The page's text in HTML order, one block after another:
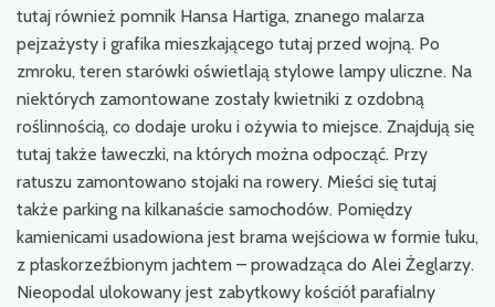
tutaj również pomnik Hansa Hartiga, znanego malarza
pejzażysty i grafika mieszkającego tutaj przed wojną. Po
zmroku, teren starówki oświetlają stylowe lampy uliczne. Na
niektórych zamontowane zostały kwietniki z ozdobną
roślinnością, co dodaje uroku i ożywia to miejsce. Znajdują się
tutaj także ławeczki, na których można odpocząć. Przy
ratuszu zamontowano stojaki na rowery. Mieści się tutaj
także parking na kilkanaście samochodów. Pomiędzy
kamienicami usadowiona jest brama wejściowa w formie łuku,
z płaskorzeźbionym jachtem – prowadząca do Alei Żeglarzy.
Nieopodal ulokowany jest zabytkowy kościół parafialny